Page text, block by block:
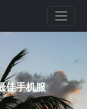
佳手机服
佳手机服